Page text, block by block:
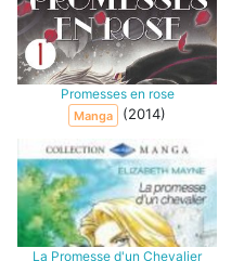
Promesses en rose
Manga (2014)
La Promesse d'un Chevalier